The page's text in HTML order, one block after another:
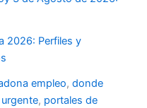
2026: Perfiles y
empleo, donde
, portales de